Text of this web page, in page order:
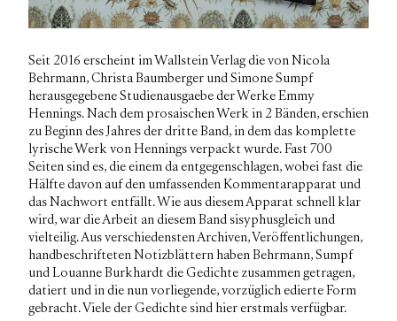
Seit 2016 erscheint im Wallstein Verlag die von Nicola
Behrmann, Christa Baumberger und Simone Sumpf
herausgegebene Studienausgaebe der Werke Emmy
Hennings. Nach dem prosaischen Werk in 2 Bänden, erschien
zu Beginn des Jahres der dritte Band, in dem das komplette
lyrische Werk von Hennings verpackt wurde. Fast 700
Seiten sind es, die einem da entgegenschlagen, wobei fast die
Hälfte davon auf den umfassenden Kommentarapparat und
das Nachwort entfällt. Wie aus diesem Apparat schnell klar
wird, war die Arbeit an diesem Band sisyphusgleich und
vielteilig. Aus verschiedensten Archiven, Veröffentlichungen,
handbeschrifteten Notizblättern haben Behrmann, Sumpf
und Louanne Burkhardt die Gedichte zusammen getragen,
datiert und in die nun vorliegende, vorzüglich edierte Form
gebracht. Viele der Gedichte sind hier erstmals verfügbar.